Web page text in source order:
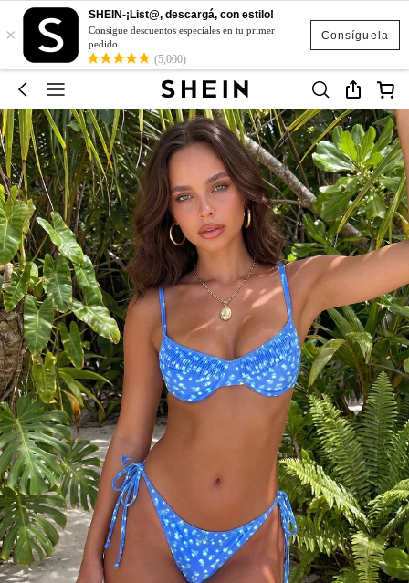
Consíguela
×
SHEIN-¡List@, descargá, con estilo!
Consigue descuentos especiales en tu primer
pedido
(5,000)